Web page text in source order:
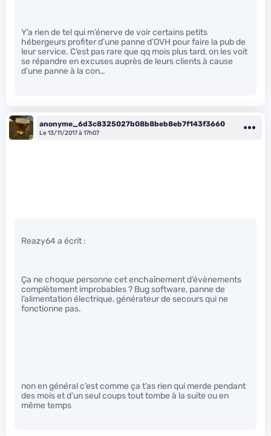
Y’a rien de tel qui m’énerve de voir certains petits
hébergeurs profiter d’une panne d’OVH pour faire la pub de
leur service. C’est pas rare que qq mois plus tard, on les voit
se répandre en excuses auprès de leurs clients à cause
d’une panne à la con…
anonyme_6d3c8325027b08b8beb8eb7f143f3660
Le 13/11/2017 à 17h07
Reazy64 a écrit :
Ça ne choque personne cet enchaînement d’évènements
complètement improbables ? Bug software, panne de
l’alimentation électrique, générateur de secours qui ne
fonctionne pas.
non en général c’est comme ça t’as rien qui merde pendant
des mois et d’un seul coups tout tombe à la suite ou en
même temps